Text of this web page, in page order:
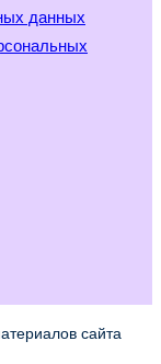
данных
сайта